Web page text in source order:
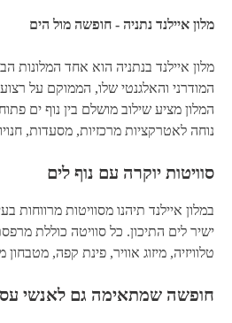
מלון איילנד נתניה - חופשה מול הים
מלון איילנד בנתניה הוא אחד המלונות
המודרני והאלגנטי שלו, הממוקם על
המלון מציע שילוב מושלם בין נוף ים
נוחה לאטרקציות מרכזיות, מסעדות,
סוויטות יוקרה עם נוף לים
במלון איילנד תיהנו מסוויטות מרווחות
ישיר לים התיכון. כל סוויטה כוללת
טלוויזיה, מיזוג אוויר, פינת קפה,
חופשה שמתאימה גם לאנשי